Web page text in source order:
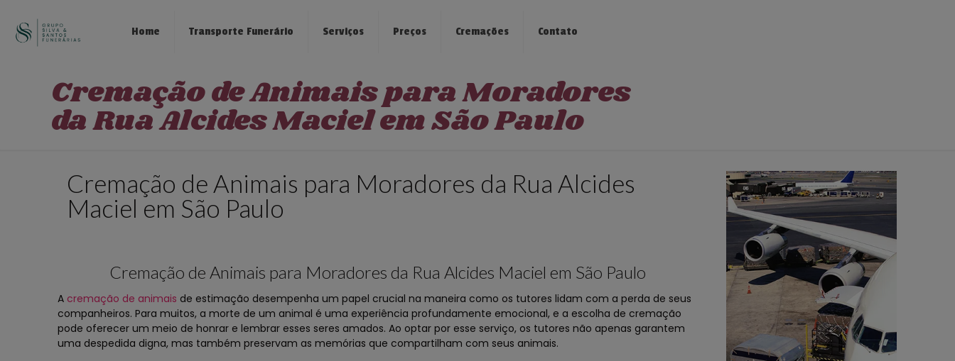
Home Transporte Funerário Serviços Preços Cremações Contato
Cremação de Animais para Moradores
da Rua Alcides Maciel em São Paulo
Cremação de Animais para Moradores da Rua Alcides
Maciel em São Paulo
Cremação de Animais para Moradores da Rua Alcides Maciel em São Paulo
A cremação de animais de estimação desempenha um papel crucial na maneira como os tutores lidam com a perda de seus
companheiros. Para muitos, a morte de um animal é uma experiência profundamente emocional, e a escolha de cremação
pode oferecer um meio de honrar e lembrar esses seres amados. Ao optar por esse serviço, os tutores não apenas garantem
uma despedida digna, mas também preservam as memórias que compartilham com seus animais.